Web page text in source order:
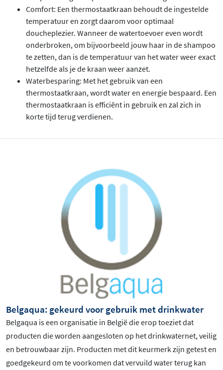
Comfort: Een thermostaatkraan behoudt de ingestelde
temperatuur en zorgt daarom voor optimaal
doucheplezier. Wanneer de watertoevoer even wordt
onderbroken, om bijvoorbeeld jouw haar in de shampoo
te zetten, dan is de temperatuur van het water weer exact
hetzelfde als je de kraan weer aanzet.
Waterbesparing: Met het gebruik van een
thermostaatkraan, wordt water en energie bespaard. Een
thermostaatkraan is efficiënt in gebruik en zal zich in
korte tijd terug verdienen.
Belgaqua: gekeurd voor gebruik met drinkwater
Belgaqua is een organisatie in België die erop toeziet dat
producten die worden aangesloten op het drinkwaternet, veilig
en betrouwbaar zijn. Producten met dit keurmerk zijn getest en
goedgekeurd om te voorkomen dat vervuild water terug kan